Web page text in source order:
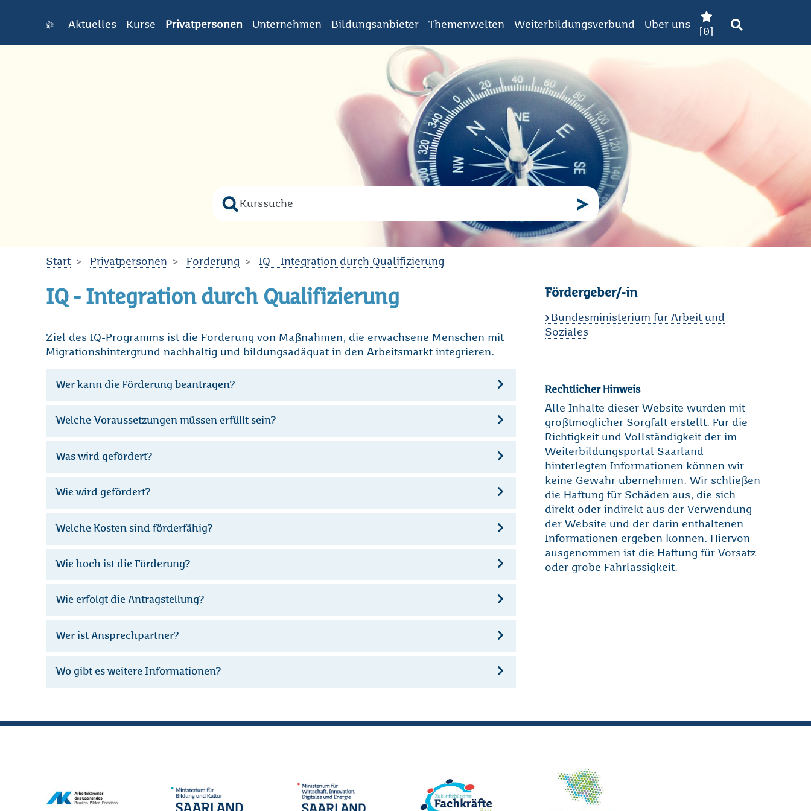
Aktuelles Kurse Privatpersonen Unternehmen Bildungsanbieter Themenwelten Weiterbildungsverbund Über uns
0
Suche nach
Bitte geben Sie den Suchbegriff ein!
Start Privatpersonen Förderung IQ - Integration durch Qualifizierung
IQ - Integration durch Qualifizierung
Ziel des IQ-Programms ist die Förderung von Maßnahmen, die erwachsene Menschen mit
Migrationshintergrund nachhaltig und bildungsadäquat in den Arbeitsmarkt integrieren.
Wer kann die Förderung beantragen?
Welche Voraussetzungen müssen erfüllt sein?
Was wird gefördert?
Wie wird gefördert?
Welche Kosten sind förderfähig?
Wie hoch ist die Förderung?
Wie erfolgt die Antragstellung?
Wer ist Ansprechpartner?
Wo gibt es weitere Informationen?
Fördergeber/-in
Bundesministerium für Arbeit und
Soziales
Rechtlicher Hinweis
Alle Inhalte dieser Website wurden mit
größtmöglicher Sorgfalt erstellt. Für die
Richtigkeit und Vollständigkeit der im
Weiterbildungsportal Saarland
hinterlegten Informationen können wir
keine Gewähr übernehmen. Wir schließen
die Haftung für Schäden aus, die sich
direkt oder indirekt aus der Verwendung
der Website und der darin enthaltenen
Informationen ergeben können. Hiervon
ausgenommen ist die Haftung für Vorsatz
oder grobe Fahrlässigkeit.